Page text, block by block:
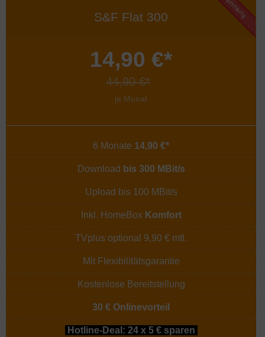
S&F Flat 300
14,90 €*
44,90 €*
je Monat
6 Monate 14,90 €*
Download bis 300 MBit/s
Upload bis 100 MBit/s
Inkl. HomeBox Komfort
TVplus optional 9,90 € mtl.
Mit Flexibilitätsgarantie
Kostenlose Bereitstellung
30 € Onlinevorteil
Hotline-Deal: 24 x 5 € sparen